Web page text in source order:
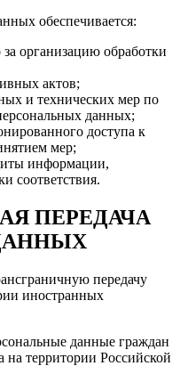
обеспечивается:
организацию обработки
актов;
и технических мер по
данных;
доступа к
мер;
информации,
соответствия.
ПЕРЕДАЧА
передачу
иностранных
данные граждан
территории Российской